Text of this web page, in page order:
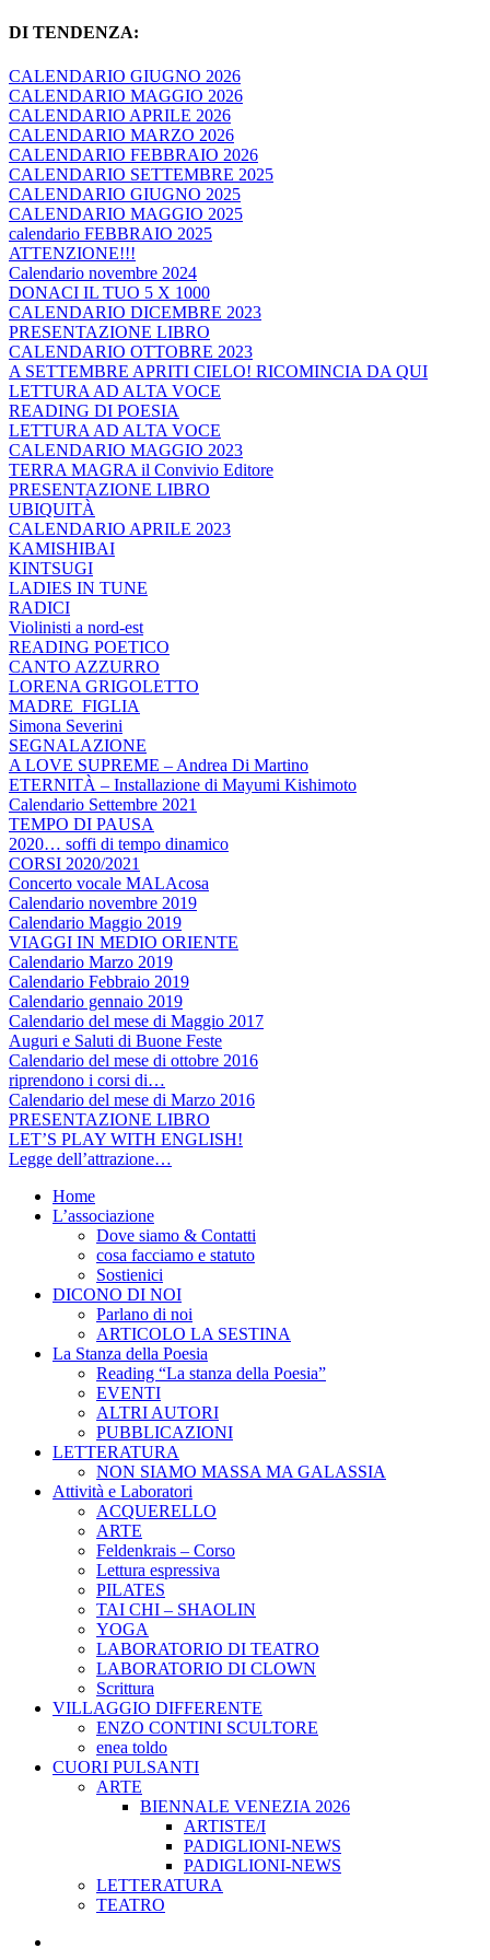
DI TENDENZA:
CALENDARIO GIUGNO 2026
CALENDARIO MAGGIO 2026
CALENDARIO APRILE 2026
CALENDARIO MARZO 2026
CALENDARIO FEBBRAIO 2026
CALENDARIO SETTEMBRE 2025
CALENDARIO GIUGNO 2025
CALENDARIO MAGGIO 2025
calendario FEBBRAIO 2025
ATTENZIONE!!!
Calendario novembre 2024
DONACI IL TUO 5 X 1000
CALENDARIO DICEMBRE 2023
PRESENTAZIONE LIBRO
CALENDARIO OTTOBRE 2023
A SETTEMBRE APRITI CIELO! RICOMINCIA DA QUI
LETTURA AD ALTA VOCE
READING DI POESIA
LETTURA AD ALTA VOCE
CALENDARIO MAGGIO 2023
TERRA MAGRA il Convivio Editore
PRESENTAZIONE LIBRO
UBIQUITÀ
CALENDARIO APRILE 2023
KAMISHIBAI
KINTSUGI
LADIES IN TUNE
RADICI
Violinisti a nord-est
READING POETICO
CANTO AZZURRO
LORENA GRIGOLETTO
MADRE_FIGLIA
Simona Severini
SEGNALAZIONE
A LOVE SUPREME – Andrea Di Martino
ETERNITÀ – Installazione di Mayumi Kishimoto
Calendario Settembre 2021
TEMPO DI PAUSA
2020… soffi di tempo dinamico
CORSI 2020/2021
Concerto vocale MALAcosa
Calendario novembre 2019
Calendario Maggio 2019
VIAGGI IN MEDIO ORIENTE
Calendario Marzo 2019
Calendario Febbraio 2019
Calendario gennaio 2019
Calendario del mese di Maggio 2017
Auguri e Saluti di Buone Feste
Calendario del mese di ottobre 2016
riprendono i corsi di…
Calendario del mese di Marzo 2016
PRESENTAZIONE LIBRO
LET’S PLAY WITH ENGLISH!
Legge dell’attrazione…
Home
L’associazione
Dove siamo & Contatti
cosa facciamo e statuto
Sostienici
DICONO DI NOI
Parlano di noi
ARTICOLO LA SESTINA
La Stanza della Poesia
Reading “La stanza della Poesia”
EVENTI
ALTRI AUTORI
PUBBLICAZIONI
LETTERATURA
NON SIAMO MASSA MA GALASSIA
Attività e Laboratori
ACQUERELLO
ARTE
Feldenkrais – Corso
Lettura espressiva
PILATES
TAI CHI – SHAOLIN
YOGA
LABORATORIO DI TEATRO
LABORATORIO DI CLOWN
Scrittura
VILLAGGIO DIFFERENTE
ENZO CONTINI SCULTORE
enea toldo
CUORI PULSANTI
ARTE
BIENNALE VENEZIA 2026
ARTISTE/I
PADIGLIONI-NEWS
PADIGLIONI-NEWS
LETTERATURA
TEATRO